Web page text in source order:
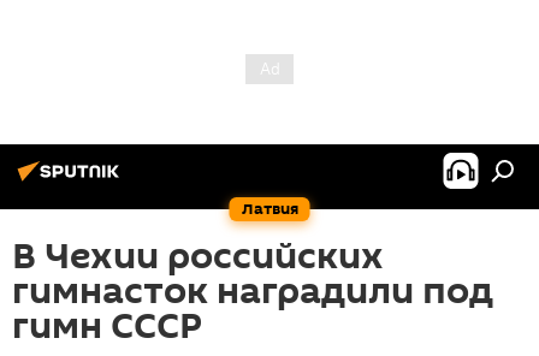
Латвия
В Чехии российских
гимнасток наградили под
гимн СССР